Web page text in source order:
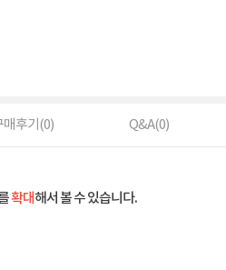
매후기(0) Q&A(0)
확대해서 볼 수 있습니다.